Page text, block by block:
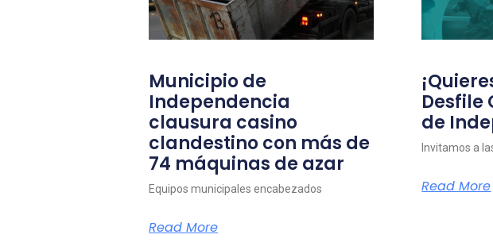
Municipio de
Independencia
clausura casino
clandestino con más de
74 máquinas de azar
Equipos municipales encabezados
Read More
Desfile
de
Invitamos a
Read More